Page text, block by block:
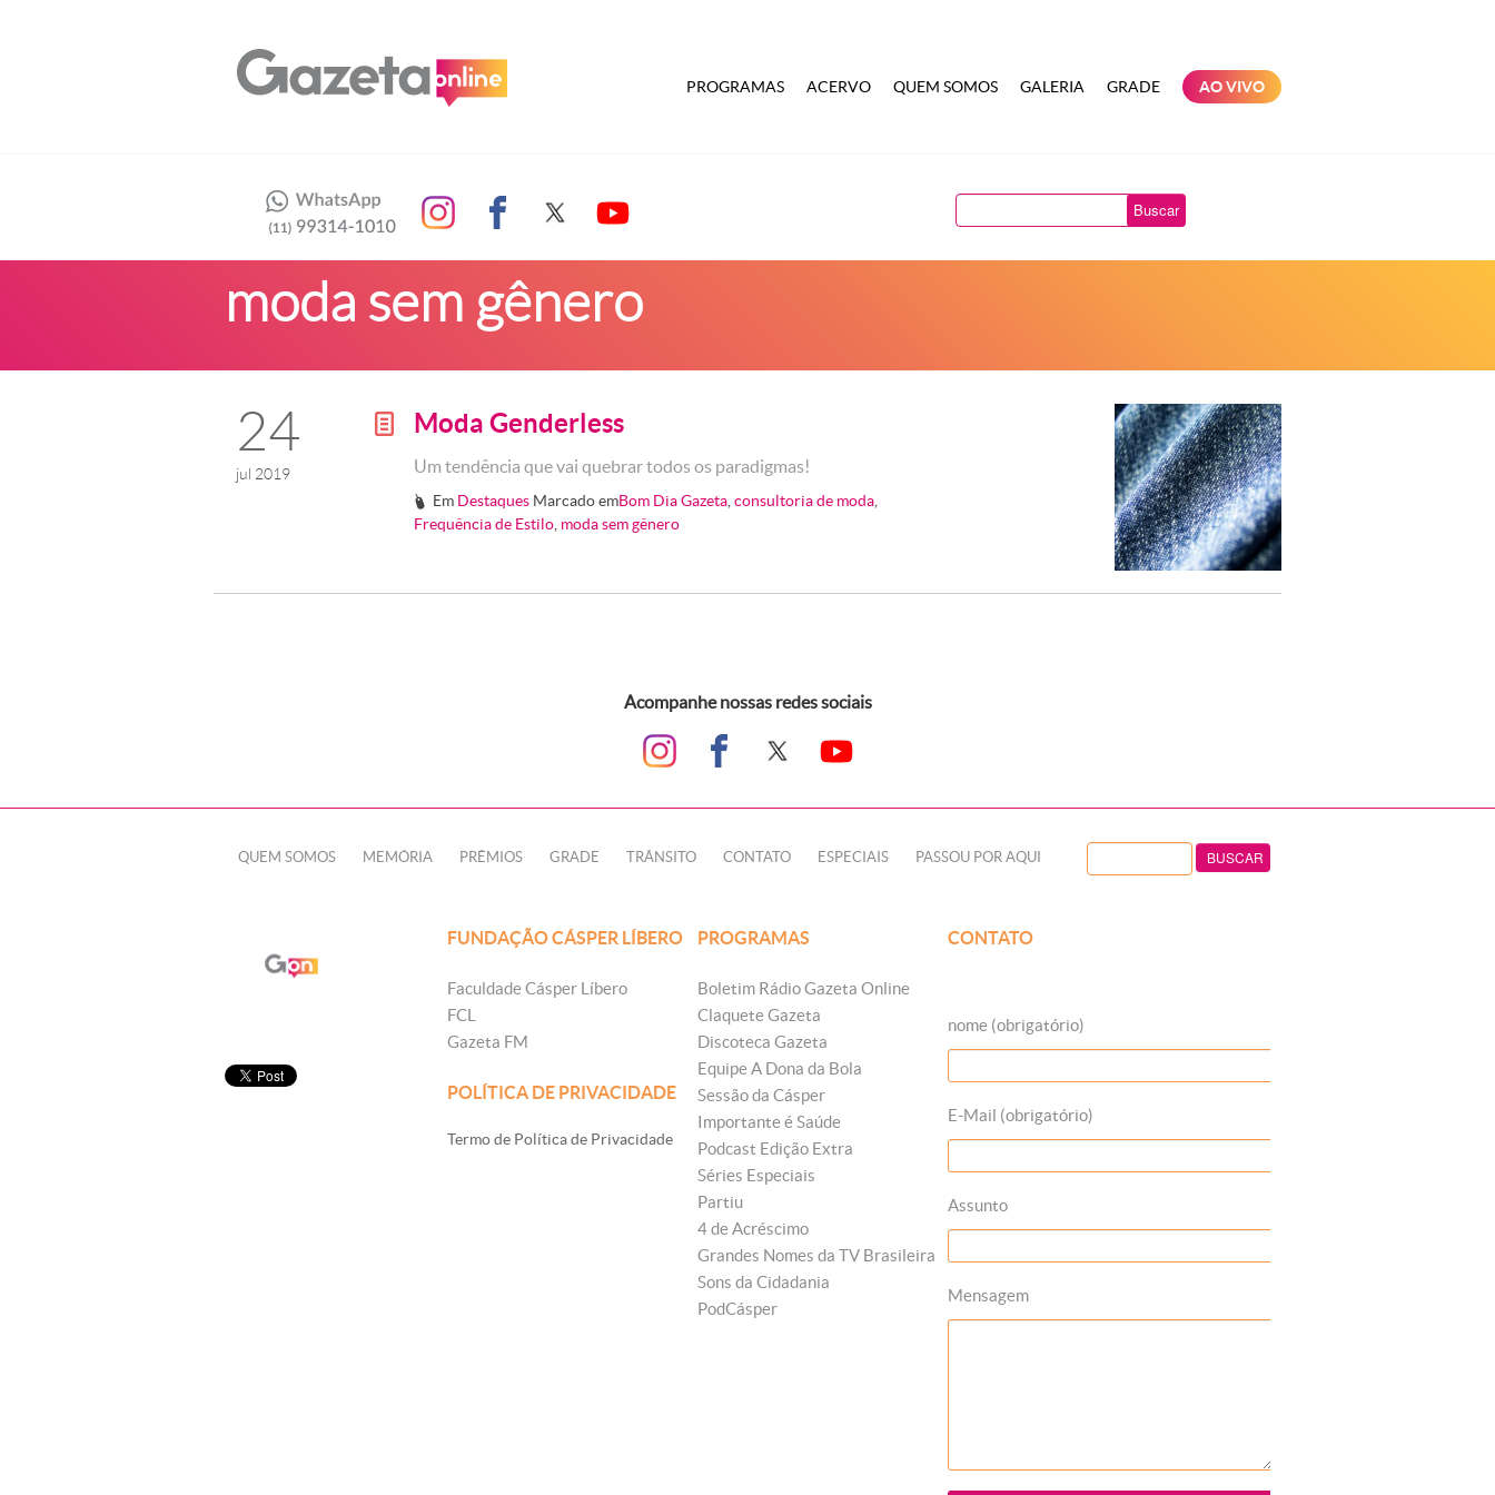
PROGRAMAS ACERVO QUEM SOMOS GALERIA GRADE AO VIVO
Buscar
moda sem gênero
24
jul 2019
g Moda Genderless
Um tendência que vai quebrar todos os paradigmas!
# Em Destaques Marcado emBom Dia Gazeta ,consultoria de moda
Frequência de Estilo moda sem gênero
Acompanhe nossas redes sociais
QUEM SOMOS MEMÓRIA PRÊMIOS GRADE TRÂNSITO CONTATO ESPECIAIS PASSOU POR AQUI
FUNDAÇÃO CÁSPER LÍBERO
Faculdade Cásper Líbero
FCL
Gazeta FM
POLÍTICA DE PRIVACIDADE
Termo de Política de Privacidade
PROGRAMAS
Boletim Rádio Gazeta Online
Claquete Gazeta
Discoteca Gazeta
Equipe A Dona da Bola
Sessão da Cásper
Importante é Saúde
Podcast Edição Extra
Séries Especiais
Partiu
4 de Acréscimo
Grandes Nomes da TV Brasileira
Sons da Cidadania
PodCásper
CONTATO
nome (obrigatório)
E-Mail (obrigatório)
Assunto
Mensagem